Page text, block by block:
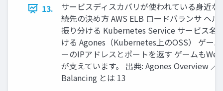
13.
サービスディスカバリが使われている身近
続先の決め方 AWS ELB ロードバランサ ヘ
振り分ける Kubernetes Service サービス名
ける Agones（Kubernetes上のOSS） ゲー
ーのIPアドレスとポートを返す ゲームも
が支えています。 出典: Agones Overview
Balancing とは 13